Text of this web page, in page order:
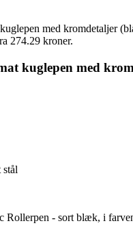
kuglepen med